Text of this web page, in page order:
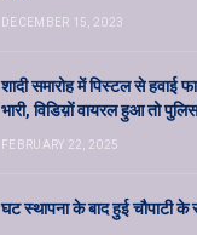
DECEMBER 15, 2023
शादी समारोह में पिस्टल से हवाई
भारी, विडिय़ों वायरल हुआ तो
FEBRUARY 22, 2025
घट स्थापना के बाद हुई चौपाटी के